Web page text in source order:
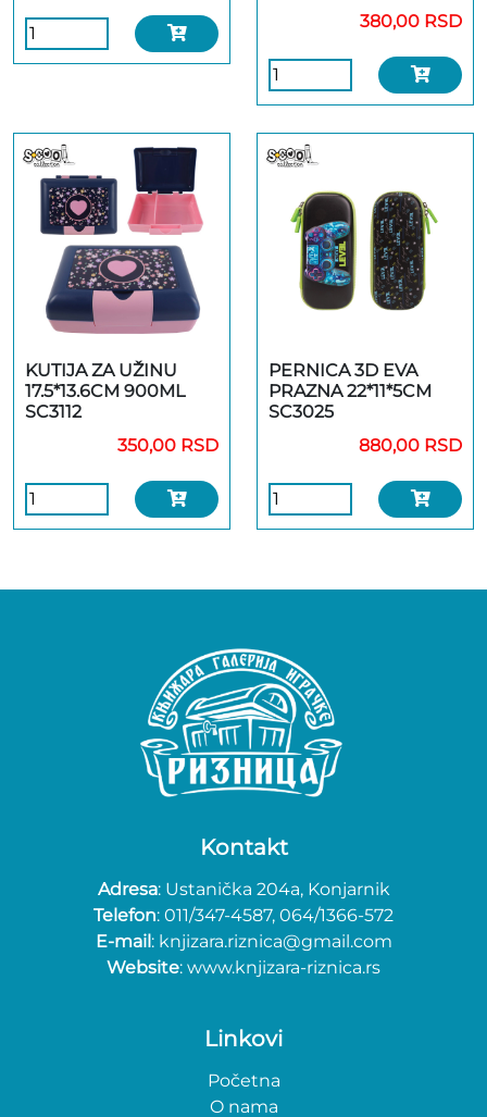
380,00 RSD
KUTIJA ZA UŽINU
17.5*13.6CM 900ML
SC3112
350,00 RSD
PERNICA 3D EVA
PRAZNA 22*11*5CM
SC3025
880,00 RSD
Kontakt
Adresa: Ustanička 204a, Konjarnik
Telefon: 011/347-4587, 064/1366-572
E-mail: knjizara.riznica@gmail.com
Website: www.knjizara-riznica.rs
Linkovi
Početna
O nama